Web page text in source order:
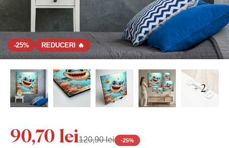
-25% REDUCERI 🔥
+ 2
90,70 lei120,90 lei -25%